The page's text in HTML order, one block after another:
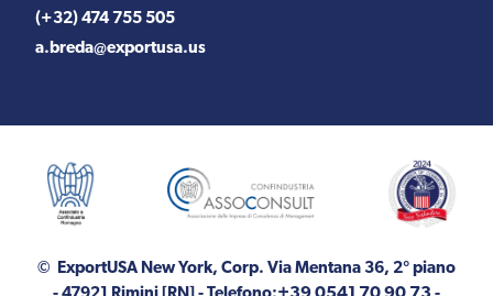
(+32) 474 755 505
a.breda@exportusa.us
© ExportUSA New York, Corp. Via Mentana 36, 2° piano